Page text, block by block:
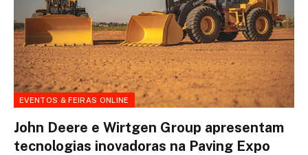
EVENTOS & FEIRAS ONLINE
John Deere e Wirtgen Group apresentam
tecnologias inovadoras na Paving Expo